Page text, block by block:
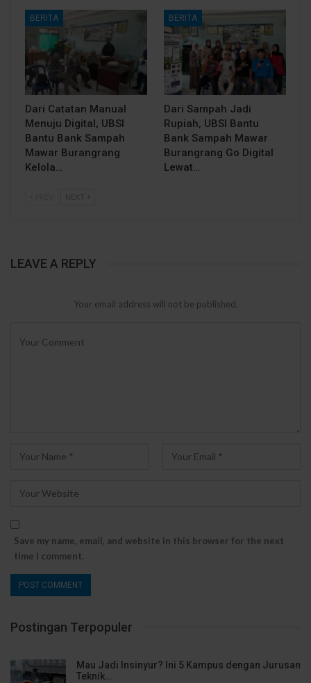
BERITA
Dari Catatan Manual
Menuju Digital, UBSI
Bantu Bank Sampah
Mawar Burangrang
Kelola…
BERITA
Dari Sampah Jadi
Rupiah, UBSI Bantu
Bank Sampah Mawar
Burangrang Go Digital
Lewat…
NEXT
LEAVE A REPLY
Your email address will not be published.
Save my name, email, and website in this browser for the next
time I comment.
Postingan Terpopuler
Mau Jadi Insinyur? Ini 5 Kampus dengan Jurusan
Teknik…